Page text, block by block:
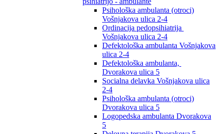
Psihološka ambulanta (otroci)
Vošnjakova ulica 2-4
Ordinacija pedopsihiatrija
Vošnjakova ulica 2-4
Defektološka ambulanta Vošnjakova
ulica 2-4
Defektološka ambulanta,
Dvorakova ulica 5
Socialna delavka Vošnjakova ulica
2-4
Psihološka ambulanta (otroci)
Dvorakova ulica 5
Logopedska ambulanta Dvorakova
5